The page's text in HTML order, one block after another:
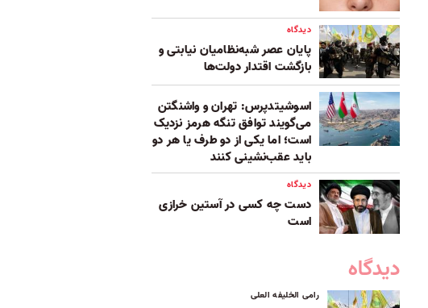
دیدگاه
پایان عصر شبه‌نظامیان نیابتی و
بازگشت اقتدار دولت‌ها
اسوشیتدپرس: تهران و واشنگتن
می‌گویند توافق تنگه هرمز نزدیک
است؛ اما یکی از دو طرف یا هر دو
باید عقب‌نشینی کنند
دیدگاه
دست چه کسی در آستین خرازی
است
دیدگاه
رامی الخلیفه العلی